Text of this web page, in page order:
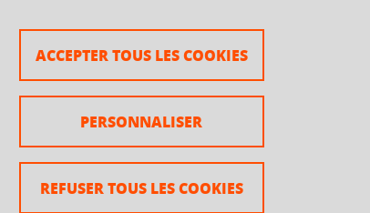
ACCEPTER TOUS LES COOKIES
REFUSER TOUS LES COOKIES
PERSONNALISER
Plan du site
Mentions légales
Crédits
Accessibilité : non conforme